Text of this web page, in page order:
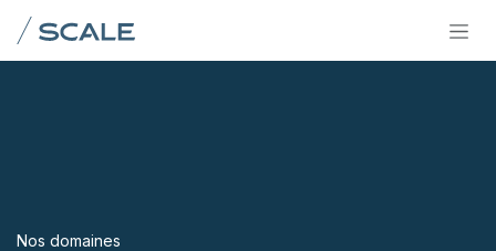
Se rendre au contenu
Nos domaines